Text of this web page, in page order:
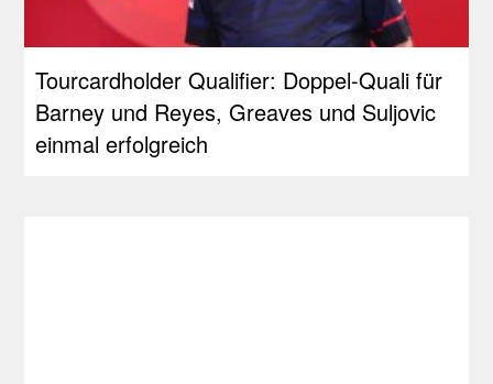
Tourcardholder Qualifier: Doppel-Quali für
Barney und Reyes, Greaves und Suljovic
einmal erfolgreich